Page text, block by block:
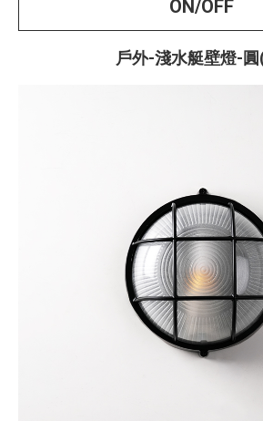
ON/OFF
戶外-淺水艇壁燈-